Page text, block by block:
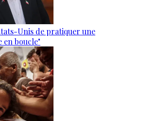
Unis de pratiquer une
boucle"